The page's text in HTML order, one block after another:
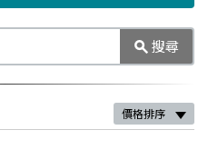
搜尋
價格排序